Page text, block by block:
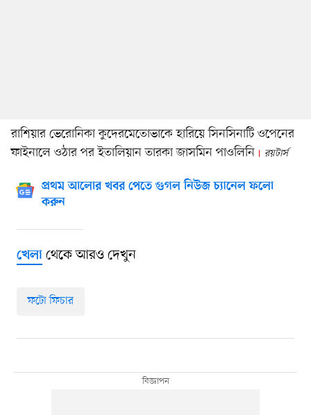
রাশিয়ার ভেরোনিকা কুদেরমেতোভাকে হারিয়ে সিনসিনাটি ওপেনের
ফাইনালে ওঠার পর ইতালিয়ান তারকা জাসমিন পাওলিনি
রয়টার্স
প্রথম আলোর খবর পেতে গুগল নিউজ চ্যানেল ফলো
করুন
খেলাথেকে আরও দেখুন
ফটো ফিচার